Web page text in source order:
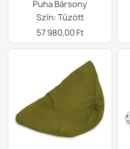
Puha Bársony
Szín: Tűzött
57 980,00 Ft